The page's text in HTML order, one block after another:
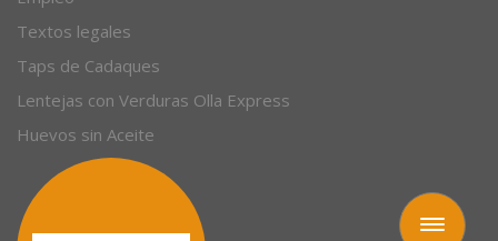
Toggle
Textos legales
Taps de Cadaques
Lentejas con Verduras Olla Express
Huevos sin Aceite